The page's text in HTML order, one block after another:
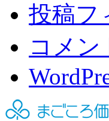
投稿フ
コメン